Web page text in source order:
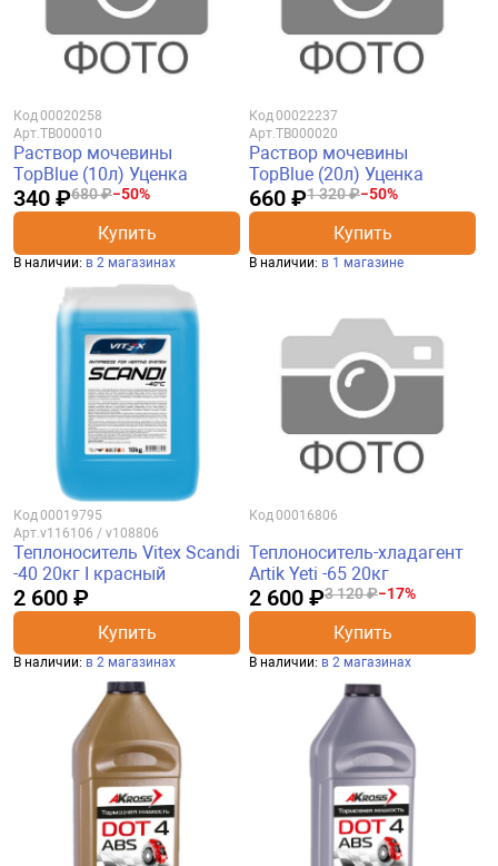
Код00020258
Арт.TB000010
Раствор мочевины
TopBlue (10л) Уценка
340 ₽680 ₽−50%
Купить
В наличии: в 2 магазинах
Код00022237
Арт.TB000020
Раствор мочевины
TopBlue (20л) Уценка
660 ₽1 320 ₽−50%
Купить
В наличии: в 1 магазине
Код00019795
Арт.v116106 / v108806
Теплоноситель Vitex Scandi
-40 20кг I красный
2 600 ₽
Купить
В наличии: в 2 магазинах
Код00016806
Теплоноситель-хладагент
Artik Yeti -65 20кг
2 600 ₽3 120 ₽−17%
Купить
В наличии: в 2 магазинах